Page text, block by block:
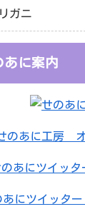
ガニ
あに案内